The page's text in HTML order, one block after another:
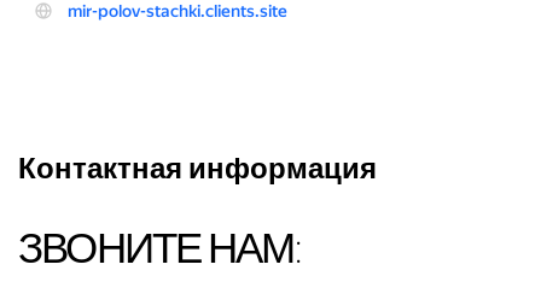
Контактная информация
ЗВОНИТЕ НАМ: